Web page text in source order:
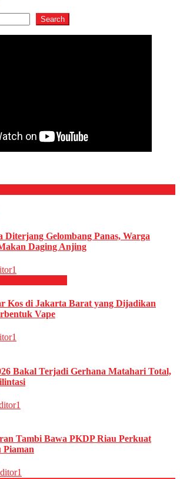
Search
Diterjang Gelombang Panas, Warga
Daging Anjing
Kos di Jakarta Barat yang Dijadikan
Vape
Bakal Terjadi Gerhana Matahari Total,
Tambi Bawa PKDP Riau Perkuat
Piaman